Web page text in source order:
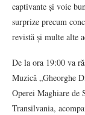
captivante și voie
surprize precum
revistă și multe alte
De la ora 19:00 va
Muzică „Gheorghe
Operei Maghiare de
Transilvania,